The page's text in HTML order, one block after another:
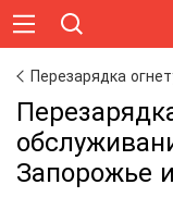
Перезарядка
Запорожье